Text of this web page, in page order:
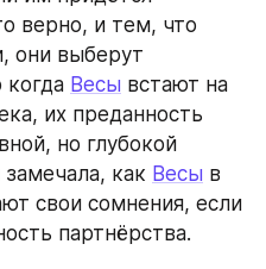
верно, и тем, что
они выберут
когда Весы встают на
их преданность
но глубокой
как Весы в
свои сомнения, если
партнёрства.